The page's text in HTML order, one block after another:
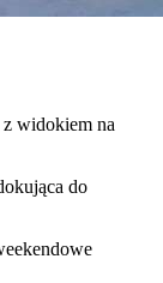
widokiem na
do